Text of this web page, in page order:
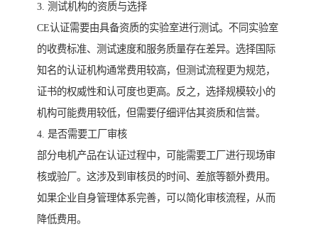
3. 测试机构的资质与选择
CE认证需要由具备资质的实验室进行测试。不同实验室
的收费标准、测试速度和服务质量存在差异。选择国际
知名的认证机构通常费用较高，但测试流程更为规范，
证书的权威性和认可度也更高。反之，选择规模较小的
机构可能费用较低，但需要仔细评估其资质和信誉。
4. 是否需要工厂审核
部分电机产品在认证过程中，可能需要工厂进行现场审
核或验厂。这涉及到审核员的时间、差旅等额外费用。
如果企业自身管理体系完善，可以简化审核流程，从而
降低费用。